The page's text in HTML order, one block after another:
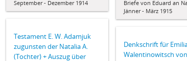
September - Dezember 1914
Briefe von Eduard an
Jänner - März 1915
Testament E. W. Adamjuk
zugunsten der Natalia A.
(Tochter) + Auszug über
Denkschrift für
Walentinowitsch von